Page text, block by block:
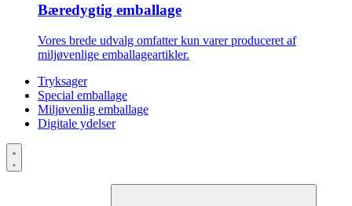
Bæredygtig emballage
Vores brede udvalg omfatter kun varer produceret af
miljøvenlige emballageartikler.
Tryksager
Special emballage
Miljøvenlig emballage
Digitale ydelser